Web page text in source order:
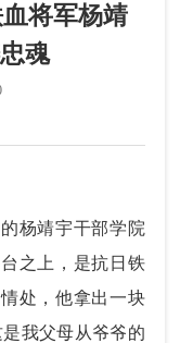
将军杨靖
魂
杨靖宇干部学院
之上，是抗日铁
处，他拿出一块
我父母从爷爷的